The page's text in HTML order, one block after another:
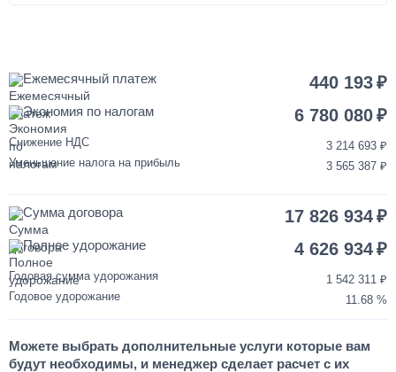
120 000
от 3 до 5 дней
от 2 до 3 дней
55 000
Ежемесячный платеж 440 193
Экономия по налогам 6 780 080
Снижение НДС
3 214 693
Уменьшение налога на прибыль
3 565 387
Сумма договора 17 826 934
Полное удорожание 4 626 934
Годовая сумма удорожания
1 542 311
Годовое удорожание
11.68
Можете выбрать дополнительные услуги которые вам
будут необходимы, и менеджер сделает расчет с их